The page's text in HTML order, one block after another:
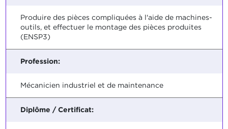
Produire des pièces compliquées à l'aide de machines-
outils, et effectuer le montage des pièces produites
(ENSP3)
Profession:
Mécanicien industriel et de maintenance
Diplôme / Certificat: